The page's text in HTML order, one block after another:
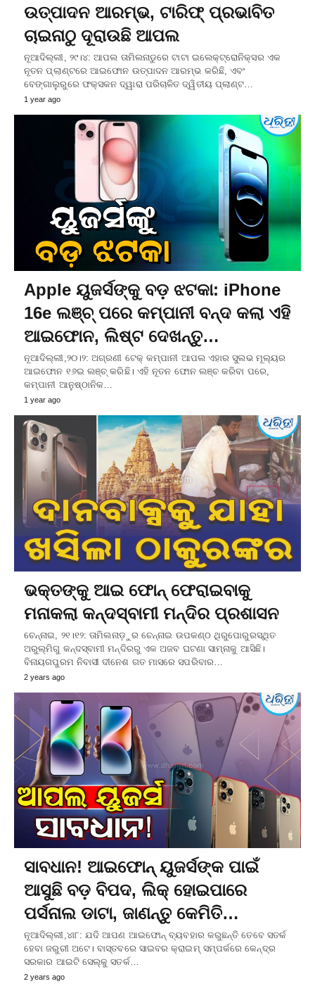
ଉତ୍ପାଦନ ଆରମ୍ଭ, ଟାରିଫ୍ ପ୍ରଭାବିତ
ଚାଇନାଠୁ ଦୂରାଉଛି ଆପଲ
ନୂଆଦିଲ୍ଲୀ, ୨୯।୪: ଆପଲ ତାମିଲନାଡୁରେ ଟାଟା ଇଲେକ୍ଟ୍ରୋନିକ୍ସର ଏକ
ନୂତନ ପ୍ଲାଣ୍ଟରେ ଆଇଫୋନ ଉତ୍ପାଦନ ଆରମ୍ଭ କରିଛି, ଏବଂ
ବେଙ୍ଗାଲୁରୁରେ ଫକ୍ସକନ ଦ୍ୱାରା ପରିଚାଳିତ ଦ୍ୱିତୀୟ ପ୍ଲାଣ୍ଟ…
1 year ago
Apple ୟୁଜର୍ସଙ୍କୁ ବଡ଼ ଝଟକା: iPhone
16e ଲଞ୍ଚ୍‌ ପରେ କମ୍ପାନୀ ବନ୍ଦ କଲା ଏହି
ଆଇଫୋନ, ଲିଷ୍ଟ ଦେଖନ୍ତୁ…
ନୂଆଦିଲ୍ଲୀ,୨୦।୨: ଅଗ୍ରଣୀ ଟେକ୍‌ କମ୍ପାନୀ ଆପଲ ଏହାର ସୁଲଭ ମୂଲ୍ୟର
ଆଇଫୋନ ୧୬ଇ ଲଞ୍ଚ୍‌ କରିଛି। ଏହି ନୂତନ ଫୋନ ଲଞ୍ଚ କରିବା ପରେ,
କମ୍ପାନୀ ଆନୁଷ୍ଠାନିକ…
1 year ago
ଭକ୍ତଙ୍କୁ ଆଇ ଫୋନ୍‌ ଫେରାଇବାକୁ
ମନାକଲା କନ୍ଦସ୍ବାମୀ ମନ୍ଦିର ପ୍ରଶାସନ
ଚେନ୍ନାଇ, ୨୧।୧୨: ତାମିଲନାଡ଼ୁର ଚେନ୍ନାଇ ଉପକଣ୍ଠ ଥିରୁପୋରୁରସ୍ଥିତ
ଅରୁଲ୍‌ମିଗୁ କନ୍ଦସ୍ବାମୀ ମନ୍ଦିରରୁ ଏକ ଅଜବ ଘଟଣା ସାମ୍‌ନାକୁ ଆସିଛି।
ବିନାୟଗପୁରମ ନିବାସୀ ଦୀନେଶ ଗତ ମାସରେ ସପରିବାର…
2 years ago
ସାବଧାନ! ଆଇଫୋନ୍‌ ୟୁଜର୍ସଙ୍କ ପାଇଁ
ଆସୁଛି ବଡ଼ ବିପଦ, ଲିକ୍‌ ହୋଇପାରେ
ପର୍ସନାଲ ଡାଟା, ଜାଣନ୍ତୁ କେମିତି…
ନୂଆଦିଲ୍ଲୀ,୪ା୮: ଯଦି ଆପଣ ଆଇଫୋନ୍‌ ବ୍ୟବହାର କରୁଛନ୍ତି ତେବେ ସତର୍କ
ହେବା ଜରୁରୀ ଅଟେ। ବାସ୍ତବରେ ସାଇବର କ୍ରାଇମ୍‌ ସମ୍ପର୍କରେ କେନ୍ଦ୍ର
ସରକାର ଆଇଟି ସେଲ୍‌କୁ ସତର୍କ…
2 years ago